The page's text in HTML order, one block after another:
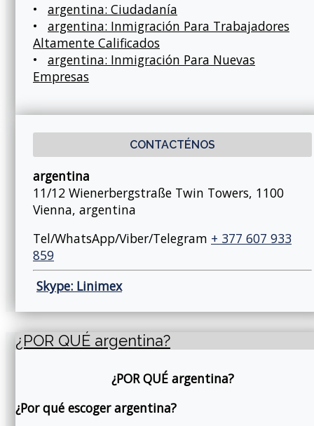
• argentina: Ciudadanía
• argentina: Inmigración Para Trabajadores
Altamente Calificados
• argentina: Inmigración Para Nuevas
Empresas
CONTACTÉNOS
argentina
11/12 Wienerbergstraße Twin Towers, 1100
Vienna, argentina
Tel/WhatsApp/Viber/Telegram + 377 607 933
859
Skype: Linimex
¿POR QUÉ argentina?
¿POR QUÉ argentina?
¿Por qué escoger argentina?